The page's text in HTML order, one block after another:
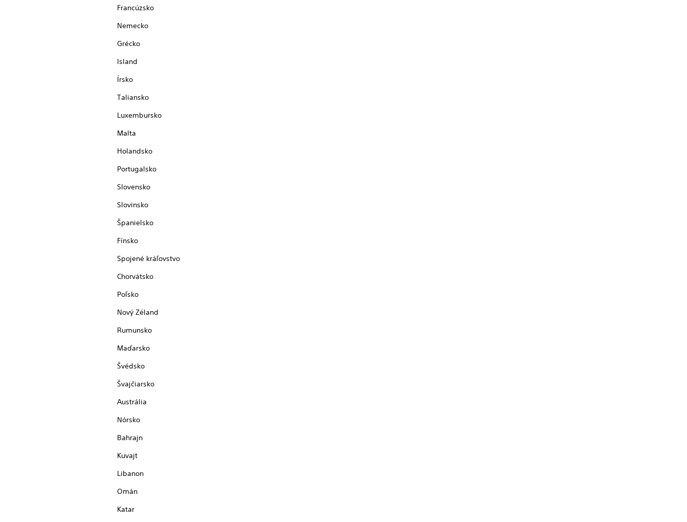
Francúzsko
Nemecko
Grécko
Island
Írsko
Taliansko
Luxembursko
Malta
Holandsko
Portugalsko
Slovensko
Slovinsko
Španielsko
Fínsko
Spojené kráľovstvo
Chorvátsko
Poľsko
Nový Zéland
Rumunsko
Maďarsko
Švédsko
Švajčiarsko
Austrália
Nórsko
Bahrajn
Kuvajt
Libanon
Omán
Katar